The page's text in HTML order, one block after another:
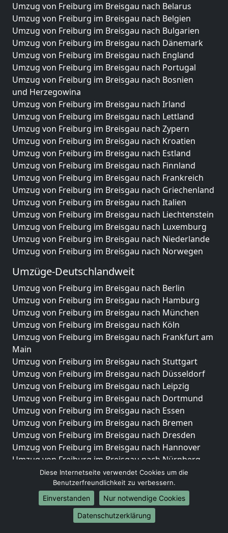
Umzug von Freiburg im Breisgau nach Belarus
Umzug von Freiburg im Breisgau nach Belgien
Umzug von Freiburg im Breisgau nach Bulgarien
Umzug von Freiburg im Breisgau nach Dänemark
Umzug von Freiburg im Breisgau nach England
Umzug von Freiburg im Breisgau nach Portugal
Umzug von Freiburg im Breisgau nach Bosnien
und Herzegowina
Umzug von Freiburg im Breisgau nach Irland
Umzug von Freiburg im Breisgau nach Lettland
Umzug von Freiburg im Breisgau nach Zypern
Umzug von Freiburg im Breisgau nach Kroatien
Umzug von Freiburg im Breisgau nach Estland
Umzug von Freiburg im Breisgau nach Finnland
Umzug von Freiburg im Breisgau nach Frankreich
Umzug von Freiburg im Breisgau nach Griechenland
Umzug von Freiburg im Breisgau nach Italien
Umzug von Freiburg im Breisgau nach Liechtenstein
Umzug von Freiburg im Breisgau nach Luxemburg
Umzug von Freiburg im Breisgau nach Niederlande
Umzug von Freiburg im Breisgau nach Norwegen
Umzüge-Deutschlandweit
Umzug von Freiburg im Breisgau nach Berlin
Umzug von Freiburg im Breisgau nach Hamburg
Umzug von Freiburg im Breisgau nach München
Umzug von Freiburg im Breisgau nach Köln
Umzug von Freiburg im Breisgau nach Frankfurt am
Main
Umzug von Freiburg im Breisgau nach Stuttgart
Umzug von Freiburg im Breisgau nach Düsseldorf
Umzug von Freiburg im Breisgau nach Leipzig
Umzug von Freiburg im Breisgau nach Dortmund
Umzug von Freiburg im Breisgau nach Essen
Umzug von Freiburg im Breisgau nach Bremen
Umzug von Freiburg im Breisgau nach Dresden
Umzug von Freiburg im Breisgau nach Hannover
Umzug von Freiburg im Breisgau nach Nürnberg
Umzug von Freiburg im Breisgau nach Duisburg
Umzug von Freiburg im Breisgau nach Bochum
Umzug von Freiburg im Breisgau nach Wuppertal
Umzug von Freiburg im Breisgau nach Bielefeld
Umzug von Freiburg im Breisgau nach Bonn
Diese Internetseite verwendet Cookies um die
Benutzerfreundlichkeit zu verbessern.
Einverstanden
Nur notwendige Cookies
Datenschutzerklärung